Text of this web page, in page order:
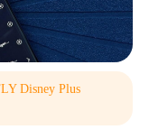
Disney Plus